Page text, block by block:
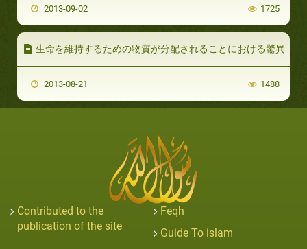
2013-09-02 1725
生命を維持するための物質が分配されることにおける驚異
2013-08-21 1488
Contributed to the
publication of the site
Feqh
Guide To islam